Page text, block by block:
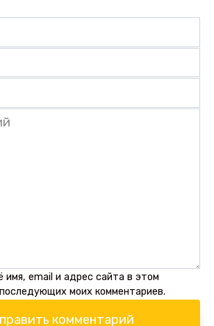
имя, email и адрес сайта в этом
моих комментариев.